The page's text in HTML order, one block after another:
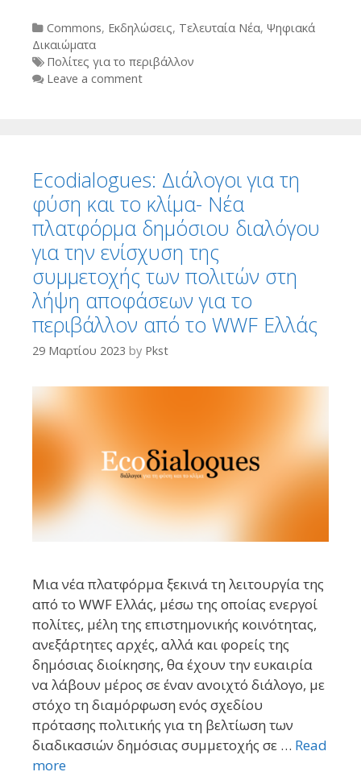
Categories
Commons, Εκδηλώσεις, Τελευταία Νέα, Ψηφιακά
Δικαιώματα
Tags
Πολίτες για το περιβάλλον
Leave a comment
Ecodialogues: Διάλογοι για τη
φύση και το κλίμα- Νέα
πλατφόρμα δημόσιου διαλόγου
για την ενίσχυση της
συμμετοχής των πολιτών στη
λήψη αποφάσεων για το
περιβάλλον από το WWF Ελλάς
29 Μαρτίου 2023 by Pkst
Μια νέα πλατφόρμα ξεκινά τη λειτουργία της
από το WWF Ελλάς, μέσω της οποίας ενεργοί
πολίτες, μέλη της επιστημονικής κοινότητας,
ανεξάρτητες αρχές, αλλά και φορείς της
δημόσιας διοίκησης, θα έχουν την ευκαιρία
να λάβουν μέρος σε έναν ανοιχτό διάλογο, με
στόχο τη διαμόρφωση ενός σχεδίου
πρότασης πολιτικής για τη βελτίωση των
διαδικασιών δημόσιας συμμετοχής σε … Read
more